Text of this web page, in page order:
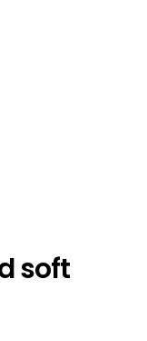
soft